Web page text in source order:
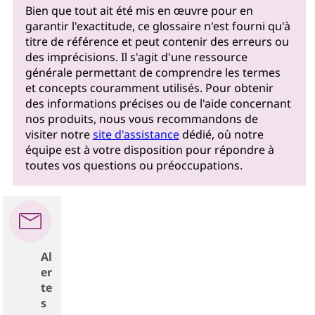
Bien que tout ait été mis en œuvre pour en
garantir l'exactitude, ce glossaire n'est fourni qu'à
titre de référence et peut contenir des erreurs ou
des imprécisions. Il s'agit d'une ressource
générale permettant de comprendre les termes
et concepts couramment utilisés. Pour obtenir
des informations précises ou de l'aide concernant
nos produits, nous vous recommandons de
visiter notresite d'assistancedédié, où notre
équipe est à votre disposition pour répondre à
toutes vos questions ou préoccupations.
Al
er
te
s